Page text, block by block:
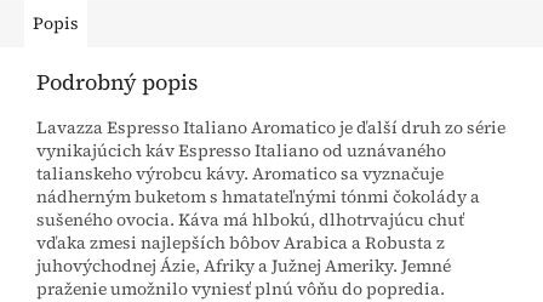
Popis
Podrobný popis
Lavazza Espresso Italiano Aromatico je ďalší druh zo série
vynikajúcich káv Espresso Italiano od uznávaného
talianskeho výrobcu kávy. Aromatico sa vyznačuje
nádherným buketom s hmatateľnými tónmi čokolády a
sušeného ovocia. Káva má hlbokú, dlhotrvajúcu chuť
vďaka zmesi najlepších bôbov Arabica a Robusta z
juhovýchodnej Ázie, Afriky a Južnej Ameriky. Jemné
praženie umožnilo vyniesť plnú vôňu do popredia.